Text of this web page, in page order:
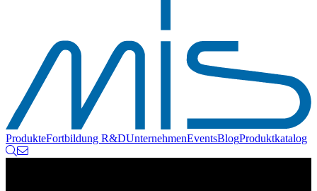
ProdukteFortbildung R&DUnternehmenEventsBlogProduktkatalog